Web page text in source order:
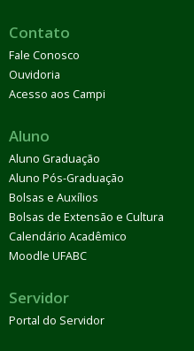
Contato
Fale Conosco
Ouvidoria
Acesso aos Campi
Aluno
Aluno Graduação
Aluno Pós-Graduação
Bolsas e Auxílios
Bolsas de Extensão e Cultura
Calendário Acadêmico
Moodle UFABC
Servidor
Portal do Servidor